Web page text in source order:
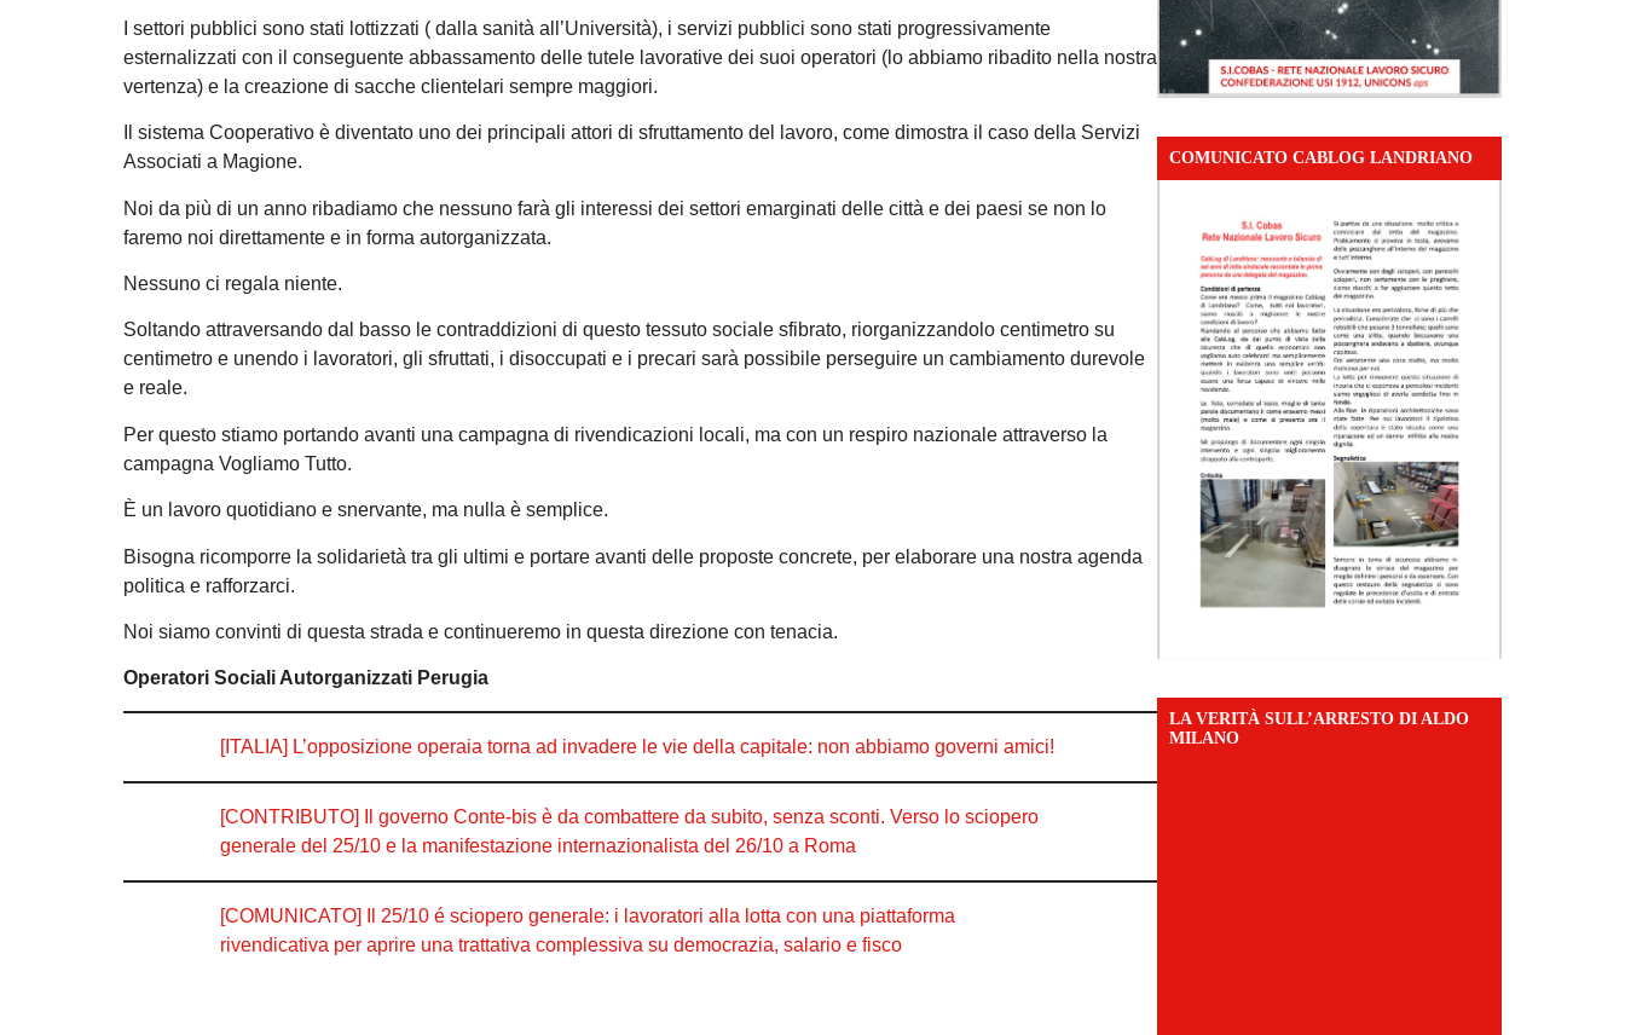
I settori pubblici sono stati lottizzati ( dalla sanità all’Università), i servizi pubblici sono stati progressivamente
esternalizzati con il conseguente abbassamento delle tutele lavorative dei suoi operatori (lo abbiamo ribadito nella nostra
vertenza) e la creazione di sacche clientelari sempre maggiori.
Il sistema Cooperativo è diventato uno dei principali attori di sfruttamento del lavoro, come dimostra il caso della Servizi
Associati a Magione.
Noi da più di un anno ribadiamo che nessuno farà gli interessi dei settori emarginati delle città e dei paesi se non lo
faremo noi direttamente e in forma autorganizzata.
Nessuno ci regala niente.
Soltando attraversando dal basso le contraddizioni di questo tessuto sociale sfibrato, riorganizzandolo centimetro su
centimetro e unendo i lavoratori, gli sfruttati, i disoccupati e i precari sarà possibile perseguire un cambiamento durevole
e reale.
Per questo stiamo portando avanti una campagna di rivendicazioni locali, ma con un respiro nazionale attraverso la
campagna Vogliamo Tutto.
È un lavoro quotidiano e snervante, ma nulla è semplice.
Bisogna ricomporre la solidarietà tra gli ultimi e portare avanti delle proposte concrete, per elaborare una nostra agenda
politica e rafforzarci.
Noi siamo convinti di questa strada e continueremo in questa direzione con tenacia.
Operatori Sociali Autorganizzati Perugia
[ITALIA] L’opposizione operaia torna ad invadere le vie della capitale: non abbiamo governi amici!
[CONTRIBUTO] Il governo Conte-bis è da combattere da subito, senza sconti. Verso lo sciopero
generale del 25/10 e la manifestazione internazionalista del 26/10 a Roma
[COMUNICATO] Il 25/10 é sciopero generale: i lavoratori alla lotta con una piattaforma
rivendicativa per aprire una trattativa complessiva su democrazia, salario e fisco
COMUNICATO CABLOG LANDRIANO
LA VERITÀ SULL’ARRESTO DI ALDO
MILANO